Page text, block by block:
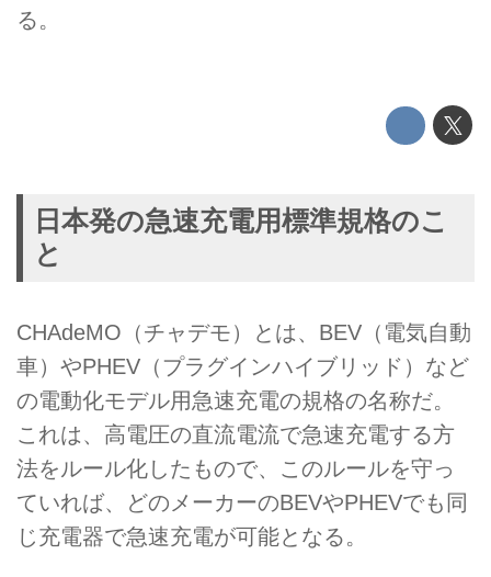
る。
日本発の急速充電用標準規格のこ
と
CHAdeMO（チャデモ）とは、BEV（電気自動
車）やPHEV（プラグインハイブリッド）など
の電動化モデル用急速充電の規格の名称だ。
これは、高電圧の直流電流で急速充電する方
法をルール化したもので、このルールを守っ
ていれば、どのメーカーのBEVやPHEVでも同
じ充電器で急速充電が可能となる。